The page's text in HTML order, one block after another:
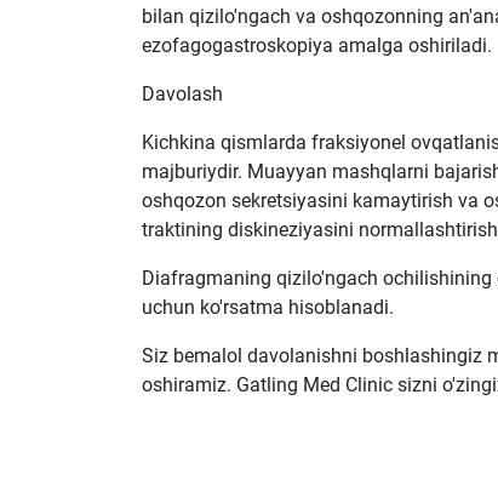
bilan qizilo'ngach va oshqozonning
ezofagogastroskopiya amalga oshiriladi.
Davolash
Kichkina qismlarda fraksiyonel
majburiydir. Muayyan mashqlarni
oshqozon sekretsiyasini kamaytirish va
traktining diskineziyasini
Diafragmaning qizilo'ngach
uchun ko'rsatma hisoblanadi.
Siz bemalol davolanishni boshlashingiz
oshiramiz. Gatling Med Clinic sizni